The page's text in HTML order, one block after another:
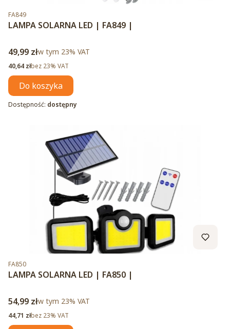
Kod produktu
FA849
LAMPA SOLARNA LED | FA849 |
Cena brutto
49,99 złw tym %s VAT
w tym 23% VAT
Cena netto
40,64 złbez 23% VAT
Do koszyka
Dostępność: dostępny
Kod produktu
FA850
LAMPA SOLARNA LED | FA850 |
Cena brutto
54,99 złw tym %s VAT
w tym 23% VAT
Cena netto
44,71 złbez 23% VAT